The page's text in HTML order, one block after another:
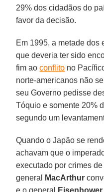
29% dos cidadãos do
favor da decisão.
Em 1995, a metade dos
que deveria ter sido
fim aoconflito no
norte-americanos não
seu Governo pedisse
Tóquio e somente 20%
segundo um
Quando o Japão se
achavam que o
executado por crimes
general
MacArthur
e o general
Eisenhower